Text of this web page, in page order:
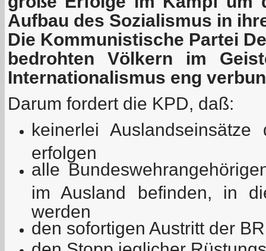
Aufbau des Sozialismus in
Die Kommunistische Partei
bedrohten Völkern im
Internationalismus eng
Darum fordert die KPD, daß:
keinerlei
erfolgen
alle
im Ausland befinden, in
werden
den sofortigen Austritt der